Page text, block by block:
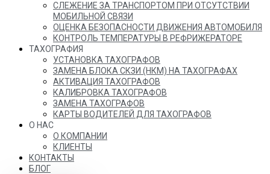
СЛЕЖЕНИЕ ЗА ТРАНСПОРТОМ ПРИ ОТСУТСТВИИ
МОБИЛЬНОЙ СВЯЗИ
ОЦЕНКА БЕЗОПАСНОСТИ ДВИЖЕНИЯ АВТОМОБИЛЯ
КОНТРОЛЬ ТЕМПЕРАТУРЫ В РЕФРИЖЕРАТОРЕ
ТАХОГРАФИЯ
УСТАНОВКА ТАХОГРАФОВ
ЗАМЕНА БЛОКА СКЗИ (НКМ) НА ТАХОГРАФАХ
АКТИВАЦИЯ ТАХОГРАФОВ
КАЛИБРОВКА ТАХОГРАФОВ
ЗАМЕНА ТАХОГРАФОВ
КАРТЫ ВОДИТЕЛЕЙ ДЛЯ ТАХОГРАФОВ
О НАС
О КОМПАНИИ
КЛИЕНТЫ
КОНТАКТЫ
БЛОГ